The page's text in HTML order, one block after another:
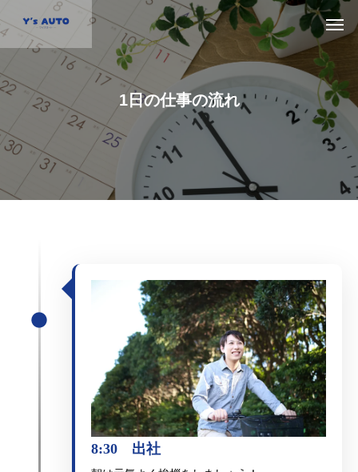
1日の仕事の流れ
8:30 出社